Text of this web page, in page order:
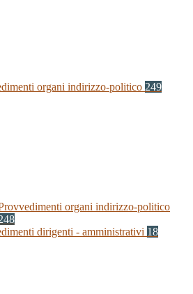
organi indirizzo-politico 249
organi indirizzo-politico
dirigenti - amministrativi 18